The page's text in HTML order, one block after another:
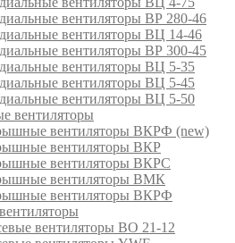
вентиляторы ВР 280-46
вентиляторы ВЦ 14-46
вентиляторы ВР 300-45
вентиляторы ВЦ 5-35
вентиляторы ВЦ 5-45
вентиляторы ВЦ 5-50
вентиляторы
вентиляторы ВКРФ (new)
вентиляторы ВКР
вентиляторы ВКРС
вентиляторы ВМК
вентиляторы ВКРФ
вентиляторы ВО 21-12